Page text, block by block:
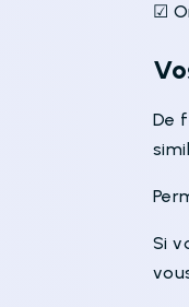
☑
De
Si